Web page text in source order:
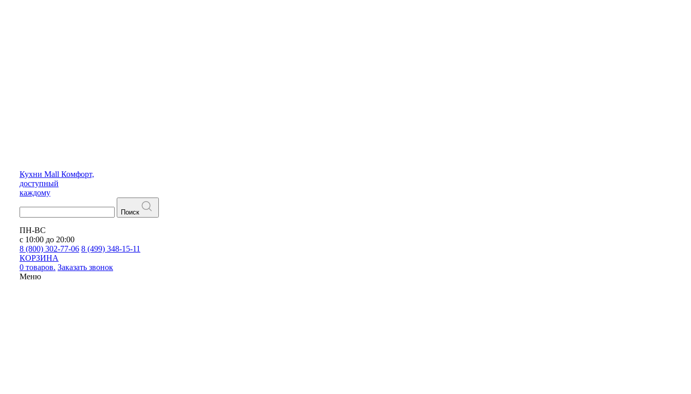
Кухни Mall Комфорт,
доступный
каждому
Поиск
ПН-ВС
с 10:00 до 20:00
8 (800) 302-77-06 8 (499) 348-15-11
КОРЗИНА
0 товаров. Заказать звонок
Меню